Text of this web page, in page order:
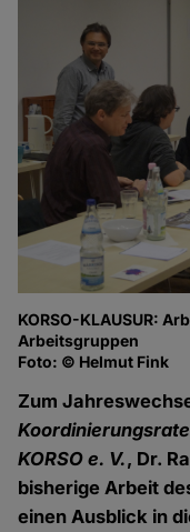
KORSO-KLAUSUR:
Arbeitsgruppen
Foto: © Helmut Fink
Zum
KORSO e. V., Dr.
bisherige Arbeit
einen Ausblick in